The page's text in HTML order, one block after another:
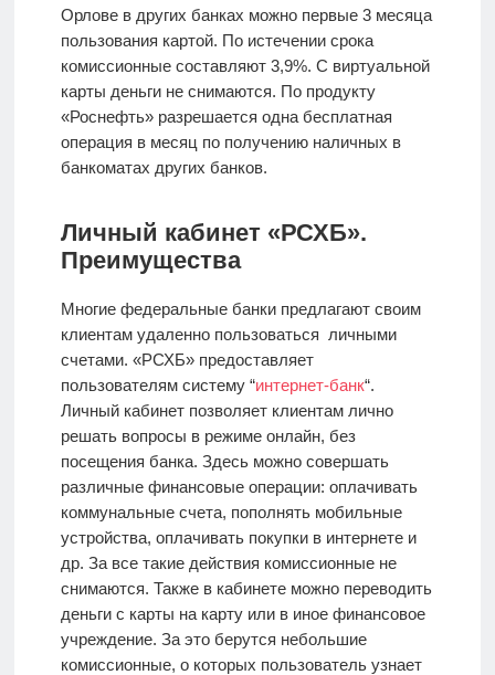
Орлове в других банках можно первые 3 месяца
пользования картой. По истечении срока
комиссионные составляют 3,9%. С виртуальной
карты деньги не снимаются. По продукту
«Роснефть» разрешается одна бесплатная
операция в месяц по получению наличных в
банкоматах других банков.
Личный кабинет «РСХБ».
Преимущества
Многие федеральные банки предлагают своим
клиентам удаленно пользоваться личными
счетами. «РСХБ» предоставляет
пользователям систему “интернет-банк“.
Личный кабинет позволяет клиентам лично
решать вопросы в режиме онлайн, без
посещения банка. Здесь можно совершать
различные финансовые операции: оплачивать
коммунальные счета, пополнять мобильные
устройства, оплачивать покупки в интернете и
др. За все такие действия комиссионные не
снимаются. Также в кабинете можно переводить
деньги с карты на карту или в иное финансовое
учреждение. За это берутся небольшие
комиссионные, о которых пользователь узнает